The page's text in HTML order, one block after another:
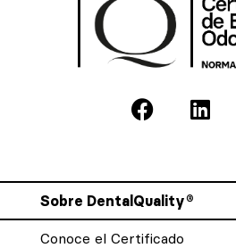
Sobre DentalQuality®
Conoce el Certificado